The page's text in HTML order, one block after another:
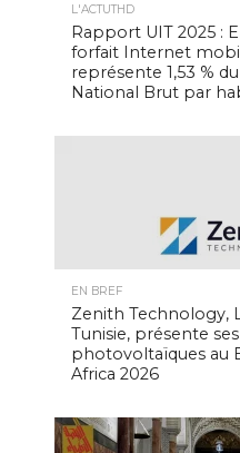
L'ACTUTHD
Rapport UIT 2025 :
forfait Internet
représente 1,53 %
National Brut par
EN BREF
Zenith Technology,
Tunisie, présente
photovoltaïques au
Africa 2026